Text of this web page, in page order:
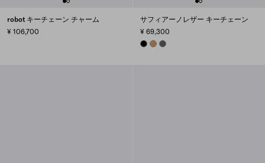
robot キーチェーン チャーム
¥ 106,700
サフィアーノレザー キーチェーン
¥ 69,300
BLACKCARAMEL
SMOKY GRAY